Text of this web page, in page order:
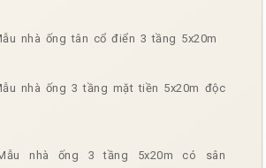
nhà ống tân cổ điển 3 tầng 5x20m
nhà ống 3 tầng mặt tiền 5x20m độc
nhà ống 3 tầng 5x20m có sân